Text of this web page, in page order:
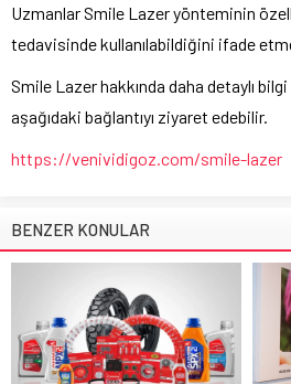
Uzmanlar Smile Lazer yönteminin
tedavisinde kullanılabildiğini ifade
Smile Lazer hakkında daha detaylı
aşağıdaki bağlantıyı ziyaret edebilir.
https://venividigoz.com/smile-lazer
BENZER KONULAR